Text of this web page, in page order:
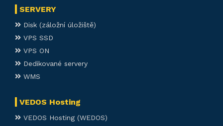
SERVERY
Disk (záložní úložiště)
VPS SSD
VPS ON
Dedikované servery
WMS
VEDOS Hosting
VEDOS Hosting (WEDOS)